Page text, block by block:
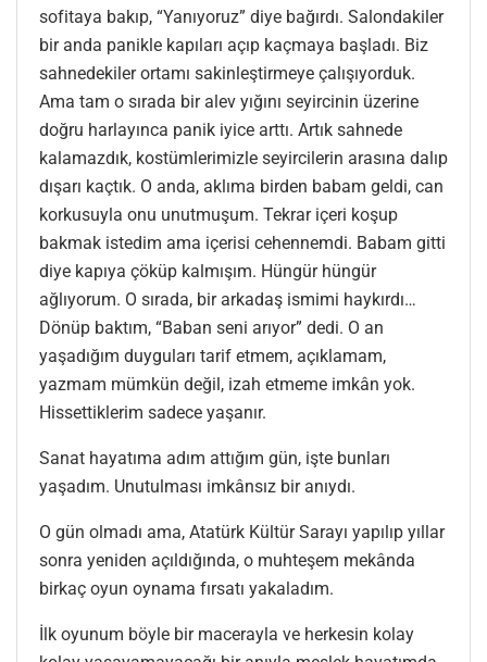
sofitaya bakıp, “Yanıyoruz” diye bağırdı. Salondakiler
bir anda panikle kapıları açıp kaçmaya başladı. Biz
sahnedekiler ortamı sakinleştirmeye çalışıyorduk.
Ama tam o sırada bir alev yığını seyircinin üzerine
doğru harlayınca panik iyice arttı. Artık sahnede
kalamazdık, kostümlerimizle seyircilerin arasına dalıp
dışarı kaçtık. O anda, aklıma birden babam geldi, can
korkusuyla onu unutmuşum. Tekrar içeri koşup
bakmak istedim ama içerisi cehennemdi. Babam gitti
diye kapıya çöküp kalmışım. Hüngür hüngür
ağlıyorum. O sırada, bir arkadaş ismimi haykırdı…
Dönüp baktım, “Baban seni arıyor” dedi. O an
yaşadığım duyguları tarif etmem, açıklamam,
yazmam mümkün değil, izah etmeme imkân yok.
Hissettiklerim sadece yaşanır.
Sanat hayatıma adım attığım gün, işte bunları
yaşadım. Unutulması imkânsız bir anıydı.
O gün olmadı ama, Atatürk Kültür Sarayı yapılıp yıllar
sonra yeniden açıldığında, o muhteşem mekânda
birkaç oyun oynama fırsatı yakaladım.
İlk oyunum böyle bir macerayla ve herkesin kolay